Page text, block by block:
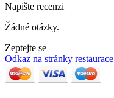
Napište recenzi
Žádné otázky.
Zeptejte se
Odkaz na stránky restaurace